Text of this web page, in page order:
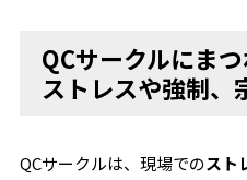
QCサークルにま
ストレスや強制、
QCサークルは、現場でのスト